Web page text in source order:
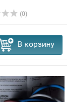
(0)
В корзину